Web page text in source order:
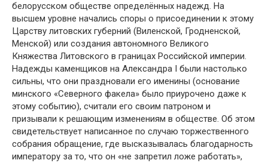
белорусском обществе определённых надежд. На
высшем уровне начались споры о присоединении к этому
Царству литовских губерний (Виленской, Гродненской,
Менской) или создания автономного Великого
Княжества Литовского в границах Российской империи.
Надежды каменщиков на Александра I были настолько
сильны, что они праздновали его именины (основание
минского «Северного факела» было приурочено даже к
этому событию), считали его своим патроном и
призывали к решающим изменениям в обществе. Об этом
свидетельствует написанное по случаю торжественного
собрания обращение, где высказывалась благодарность
императору за то, что он «не запретил ложе работать»,